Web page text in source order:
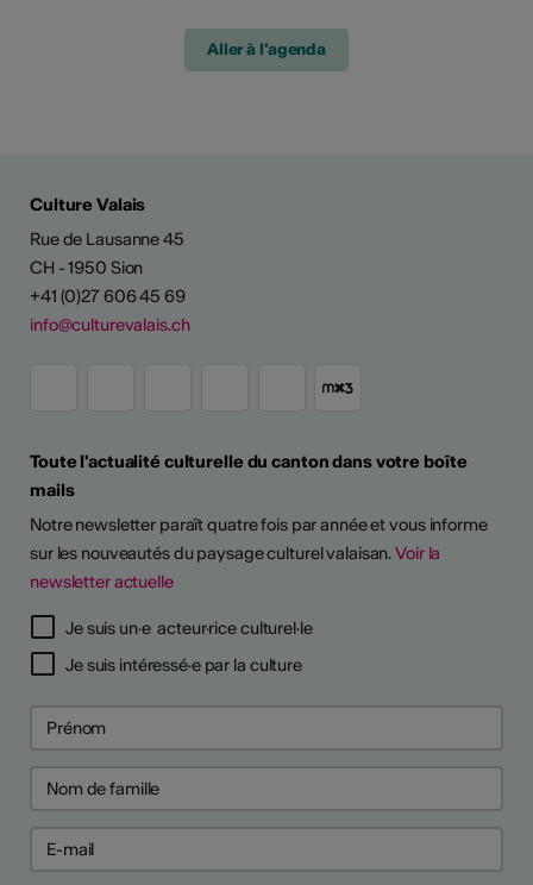
Aller à l'agenda
Culture Valais
Rue de Lausanne 45
CH - 1950 Sion
+41 (0)27 606 45 69
info@culturevalais.ch
Toute l'actualité culturelle du canton dans votre boîte
mails
Notre newsletter paraît quatre fois par année et vous informe
sur les nouveautés du paysage culturel valaisan.Voir la
newsletter actuelle
Je suis un·e acteur·rice culturel·le
Je suis intéressé·e par la culture